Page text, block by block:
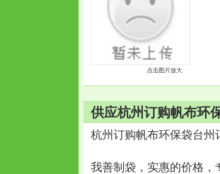
点击图片放大
供应杭州订购帆布环
杭州订购帆布环保袋台州
我善制袋，实惠的价格